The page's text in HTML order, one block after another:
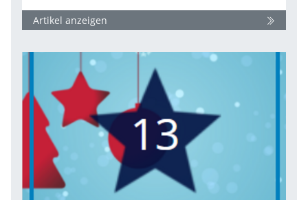
Artikel anzeigen